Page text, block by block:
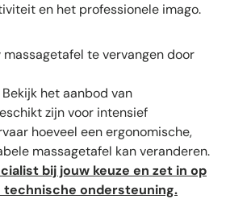
en het professionele imago.
massagetafel te vervangen door
het aanbod van
zijn voor intensief
hoeveel een ergonomische,
massagetafel kan veranderen.
bij jouw keuze en zet in op
ondersteuning.